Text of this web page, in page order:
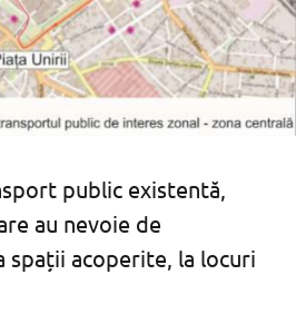
public existentă,
au nevoie de
spații acoperite, la locuri